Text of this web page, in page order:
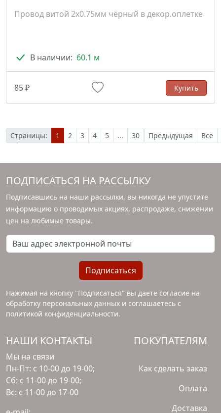
Провод витой 2х0.75мм чёрный в декор.оплетке
В наличии: 60.1 м
85 ₽ Купить
Страницы: 1 2 3 4 5 ... 30 Предыдущая Все
ПОДПИСАТЬСЯ НА РАССЫЛКУ
Подписавшись на наши рассылки, вы никогда не упустите
информацию о проводимых акциях, распродаже, снижении
цен на любимые товары.
Ваш адрес электронной почты
Подписаться
Нажимая на кнопку "Подписаться" вы даете согласие на
обработку персональных данных и соглашаетесь с
политикой конфиденциальности.
НАШИ КОНТАКТЫ
Мы на связи
Пн-Пт: с 10-00 до 19-00;
Сб: с 11-00 до 19-00;
Вс: с 11-00 до 17-00
ПОКУПАТЕЛЯМ
Как сделать заказ
Оплата
Доставка